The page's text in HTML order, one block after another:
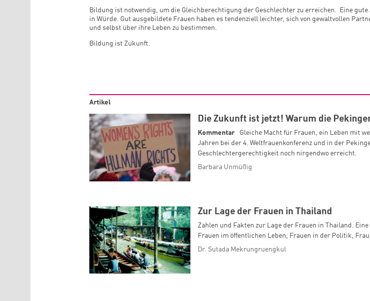
Bildung ist notwendig, um die Gleichberechtigung der Geschlechter zu erreichen. Eine
in Würde. Gut ausgebildete Frauen haben es tendenziell leichter, sich von gewaltvollen
und selbst über ihre Leben zu bestimmen.
Bildung ist Zukunft.
Artikel
Die Zukunft ist jetzt! Warum die
Kommentar
Gleiche Macht für Frauen, ein Leben mit
Jahren bei der 4. Weltfrauenkonferenz und in der
Geschlechtergerechtigkeit noch nirgendwo erreicht.
Barbara Unmüßig
Zur Lage der Frauen in Thailand
Zahlen und Fakten zur Lage der Frauen in Thailand.
Frauen im öffentlichen Leben, Frauen in der Politik,
Dr. Sutada Mekrungruengkul